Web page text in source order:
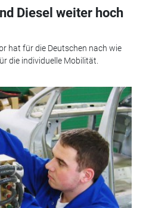
Diesel weiter hoch
hat für die Deutschen nach wie
die individuelle Mobilität.